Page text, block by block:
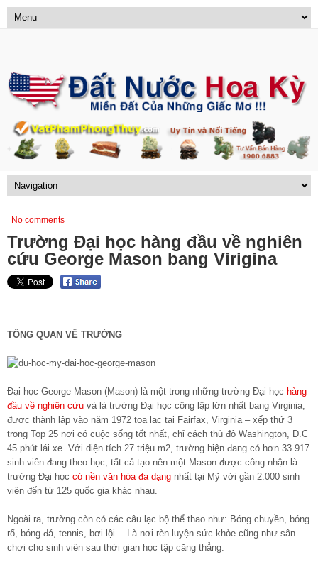
No comments
Trường Đại học hàng đầu về nghiên
cứu George Mason bang Virigina
TỔNG QUAN VỀ TRƯỜNG
Đại học George Mason (Mason) là một trong những trường Đại học hàng
đầu về nghiên cứu và là trường Đại học công lập lớn nhất bang Virginia,
được thành lập vào năm 1972 tọa lạc tại Fairfax, Virginia – xếp thứ 3
trong Top 25 nơi có cuộc sống tốt nhất, chỉ cách thủ đô Washington, D.C
45 phút lái xe. Với diện tích 27 triệu m2, trường hiện đang có hơn 33.917
sinh viên đang theo học, tất cả tạo nên một Mason được công nhận là
trường Đại học có nền văn hóa đa dạng nhất tại Mỹ với gần 2.000 sinh
viên đến từ 125 quốc gia khác nhau.
Ngoài ra, trường còn có các câu lạc bộ thể thao như: Bóng chuyền, bóng
rổ, bóng đá, tennis, bơi lội… Là nơi rèn luyện sức khỏe cũng như sân
chơi cho sinh viên sau thời gian học tập căng thẳng.